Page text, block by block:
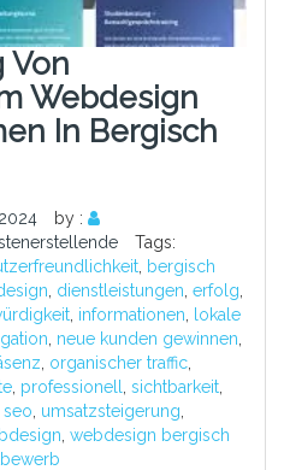
Von
Webdesign
In Bergisch
by :
Tags:
bergisch
dienstleistungen erfolg
informationen lokale
neue kunden gewinnen
organischer traffic
professionell sichtbarkeit
umsatzsteigerung
webdesign bergisch